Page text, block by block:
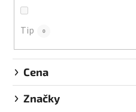
Tip 0
Cena
Značky